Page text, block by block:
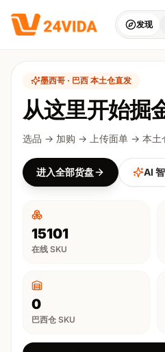
发现
墨西哥 · 巴西 本土仓直发
从这里开始掘
选品 → 加购 → 上传面单 → 本土
进入全部货盘 AI
15101
在线 SKU
0
巴西仓 SKU